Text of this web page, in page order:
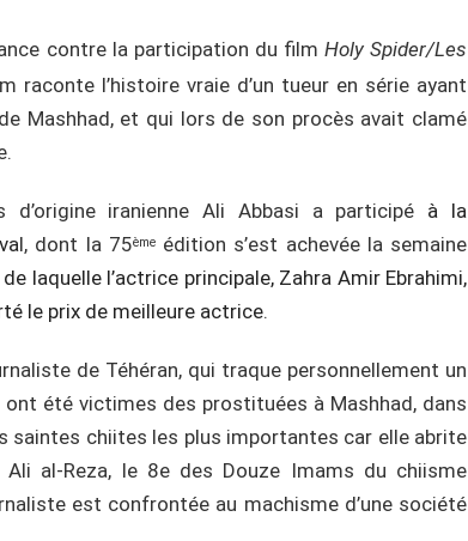
contre la participation du film Holy Spider/Les
raconte l’histoire vraie d’un tueur en série ayant
Mashhad, et qui lors de son procès avait clamé
iranienne Ali Abbasi a participé à la
l, dont la 75èmeédition s’est achevée la semaine
laquelle l’actrice principale, Zahra Amir Ebrahimi,
le prix de meilleure actrice.
de Téhéran, qui traque personnellement un
été victimes des prostituées à Mashhad, dans
saintes chiites les plus importantes car elle abrite
Ali al-Reza, le 8e des Douze Imams du chiisme
est confrontée au machisme d’une société